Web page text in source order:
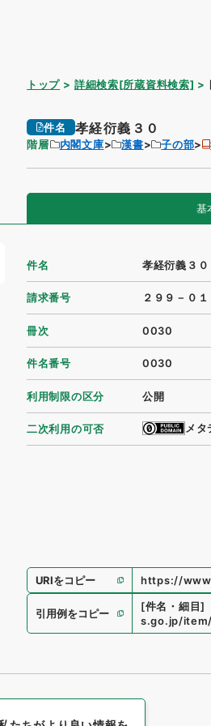
トップ 詳細検索[所蔵資料検索]
件名 孝経衍義３０
階層 内閣文庫 漢書 子の部
基
件名 孝経衍義３０
請求番号 ２９９－０１
冊次 0030
件名番号 0030
利用制限の区分 公開
二次利用の可否 メタ
URIをコピー https://
引用例をコピー
[件名・細目]
s.go.jp/